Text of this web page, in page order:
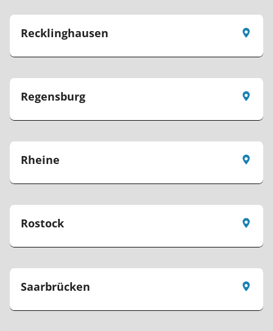
Recklinghausen
Regensburg
Rheine
Rostock
Saarbrücken